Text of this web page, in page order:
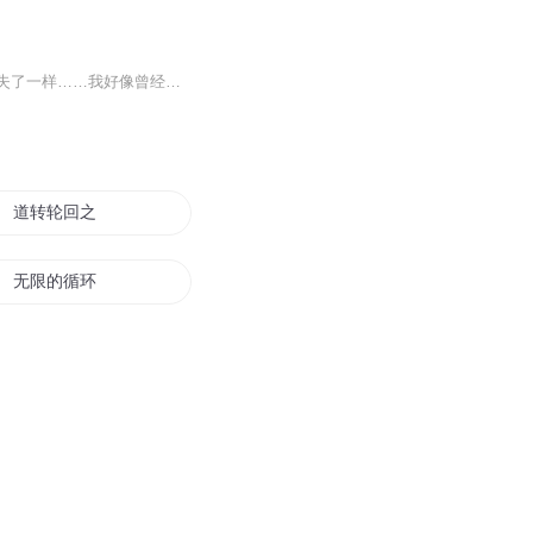
不知道什么时候起，我的生活中好像少了什么，就像是有什么很重要的人，从我的记忆里消失了一样……我好像曾经来过这些地方，可为什么？为什么？我什么都不知道？我就是你另一个你……大家！再见了…这人怎么这么眼熟啊，就像是我们曾经并肩作战过……
道转轮回之因果循环
无限的循环世界